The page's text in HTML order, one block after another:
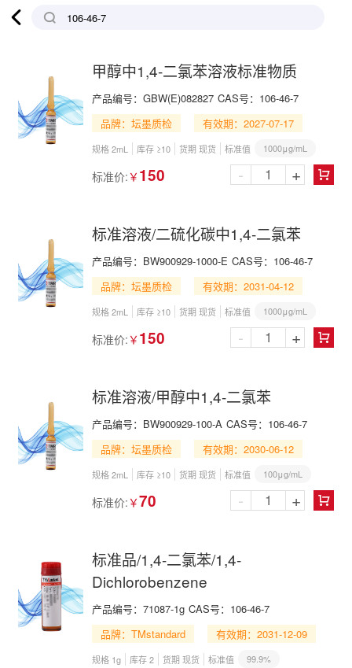

甲醇中1,4-二氯苯溶液标准物质
产品编号： GBW(E)082827 CAS号： 106-46-7
品牌：坛墨质检
有效期：2027-07-17
规格 2mL 库存 ≥10 货期 现货 标准值 1000μg/mL
标准价: ￥ 150 
- +
标准溶液/二硫化碳中1,4-二氯苯
产品编号： BW900929-1000-E CAS号： 106-46-7
品牌：坛墨质检
有效期：2031-04-12
规格 2mL 库存 ≥10 货期 现货 标准值 1000μg/mL
标准价: ￥ 150 
- +
标准溶液/甲醇中1,4-二氯苯
产品编号： BW900929-100-A CAS号： 106-46-7
品牌：坛墨质检
有效期：2030-06-12
规格 2mL 库存 ≥10 货期 现货 标准值 100μg/mL
标准价: ￥70 
- +
标准品/1,4-二氯苯/1,4-
Dichlorobenzene
产品编号： 71087-1g CAS号： 106-46-7
品牌：TMstandard
有效期：2031-12-09
规格 1g 库存 2 货期 现货 标准值 99.9%